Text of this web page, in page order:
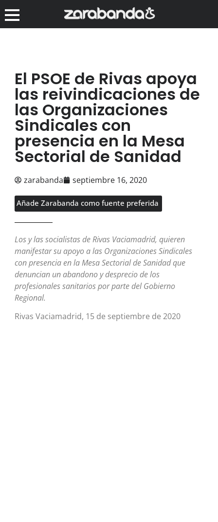
El PSOE de Rivas apoya
las reivindicaciones de
las Organizaciones
Sindicales con
presencia en la Mesa
Sectorial de Sanidad
zarabanda septiembre 16, 2020
Añade Zarabanda como fuente preferida
Los y las socialistas de Rivas Vaciamadrid, quieren
manifestar su apoyo a las Organizaciones Sindicales
con presencia en la Mesa Sectorial de Sanidad que
denuncian un abandono y desprecio de los
profesionales sanitarios por parte del Gobierno
Regional.
Rivas Vaciamadrid, 15 de septiembre de 2020